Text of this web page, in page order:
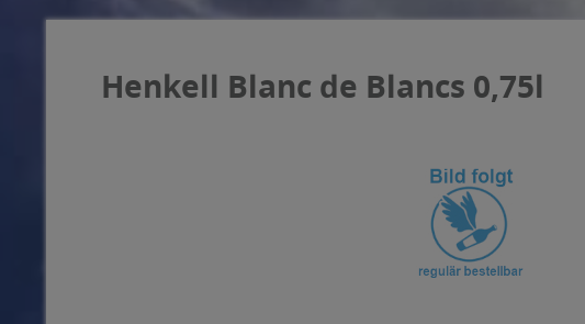
Henkell Blanc de Blancs 0,75l